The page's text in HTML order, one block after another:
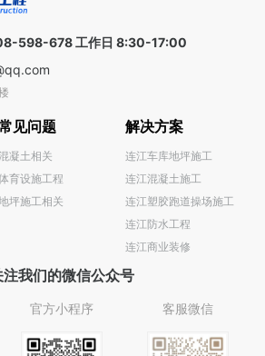
598-678 工作日 8:30-17:00
见问题
凝土相关
育设施工程
坪施工相关
解决方案
连江车库地坪施工
连江混凝土施工
连江塑胶跑道操场施工
连江防水工程
连江商业装修
注我们的微信公众号
官方小程序 客服微信